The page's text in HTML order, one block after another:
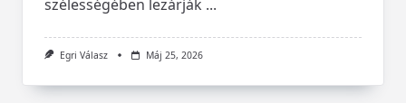
szélességében lezárják ...
Egri Válasz Máj 25, 2026